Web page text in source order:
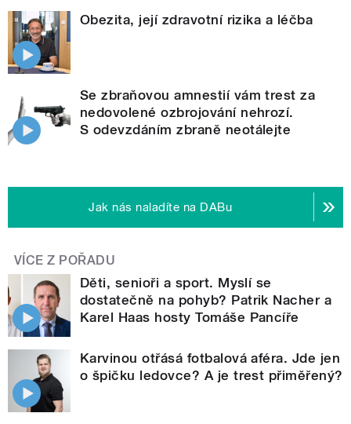
Obezita, její zdravotní rizika a léčba
Se zbraňovou amnestií vám trest za
nedovolené ozbrojování nehrozí.
S odevzdáním zbraně neotálejte
Jak nás naladíte na DABu
VÍCE Z POŘADU
Děti, senioři a sport. Myslí se
dostatečně na pohyb? Patrik Nacher a
Karel Haas hosty Tomáše Pancíře
Karvinou otřásá fotbalová aféra. Jde jen
o špičku ledovce? A je trest přiměřený?